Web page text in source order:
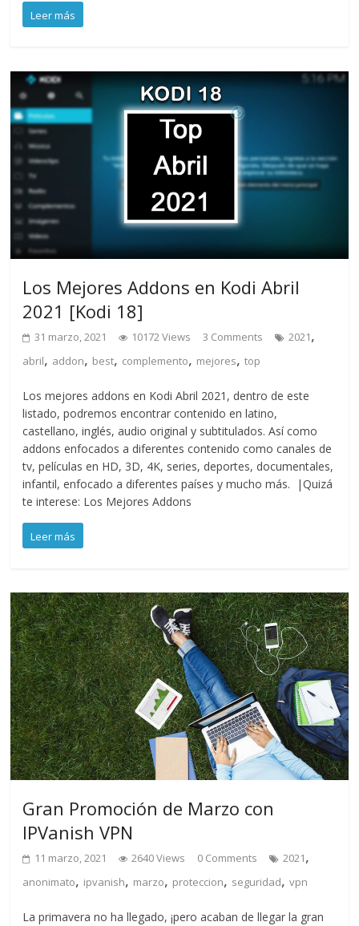
Leer más
Los Mejores Addons en Kodi Abril
2021 [Kodi 18]
31 marzo, 2021 10172 Views 3 Comments 2021,
abril, addon, best, complemento, mejores,top
Los mejores addons en Kodi Abril 2021, dentro de este
listado, podremos encontrar contenido en latino,
castellano, inglés, audio original y subtitulados. Así como
addons enfocados a diferentes contenido como canales de
tv, películas en HD, 3D, 4K, series, deportes, documentales,
infantil, enfocado a diferentes países y mucho más. |Quizá
te interese: Los Mejores Addons
Leer más
Gran Promoción de Marzo con
IPVanish VPN
11 marzo, 2021 2640 Views 0 Comments 2021,
anonimato, ipvanish, marzo, proteccion, seguridad,vpn
La primavera no ha llegado, ¡pero acaban de llegar la gran